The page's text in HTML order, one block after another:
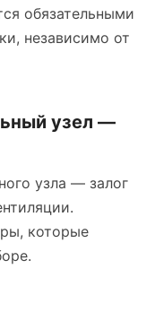
обязательными
независимо от
узел —
узла — залог
которые